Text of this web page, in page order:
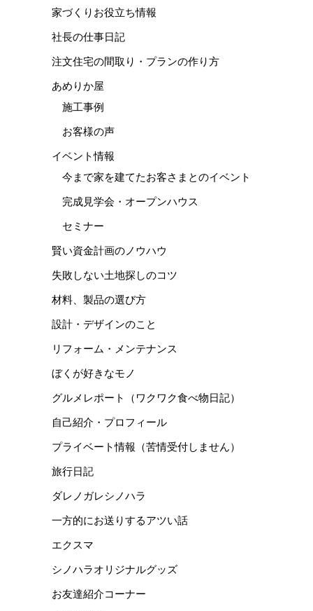
家づくりお役立ち情報
社長の仕事日記
注文住宅の間取り・プランの作り方
あめりか屋
施工事例
お客様の声
イベント情報
今まで家を建てたお客さまとのイベント
完成見学会・オープンハウス
セミナー
賢い資金計画のノウハウ
失敗しない土地探しのコツ
材料、製品の選び方
設計・デザインのこと
リフォーム・メンテナンス
ぼくが好きなモノ
グルメレポート（ワクワク食べ物日記）
自己紹介・プロフィール
プライベート情報（苦情受付しません）
旅行日記
ダレノガレシノハラ
一方的にお送りするアツい話
エクスマ
シノハラオリジナルグッズ
お友達紹介コーナー